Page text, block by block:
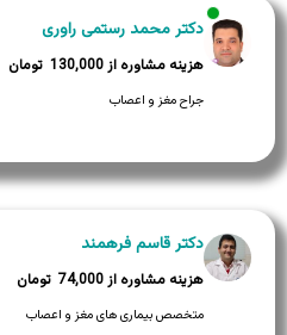
دکتر محمد رستمی راوری
130,000
جراح مغز و اعصاب
دکتر قاسم فرهمند
74,000
متخصص بیماری های مغز و اعصاب